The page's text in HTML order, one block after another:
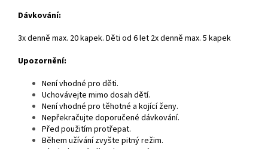
Dávkování:
3x denně max. 20 kapek. Děti od 6 let 2x denně max. 5 kapek
Upozornění:
Není vhodné pro děti.
Uchovávejte mimo dosah dětí.
Není vhodné pro těhotné a kojící ženy.
Nepřekračujte doporučené dávkování.
Před použitím protřepat.
Během užívání zvyšte pitný režim.